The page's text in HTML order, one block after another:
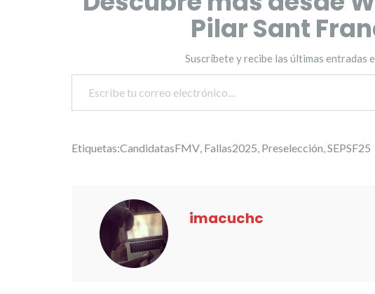
Pilar Sant
Suscríbete y recibe las últimas entradas
Escribe tu correo electrónico…
Etiquetas:CandidatasFMV, Fallas2025, Preselección,SEPSF25
imacuchc